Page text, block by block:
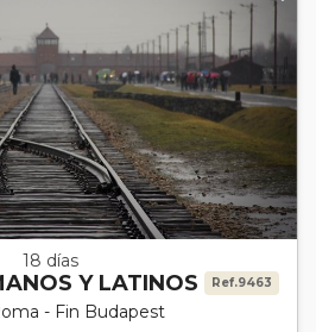
18 días
Y LATINOS Ref.9463
- Fin Budapest